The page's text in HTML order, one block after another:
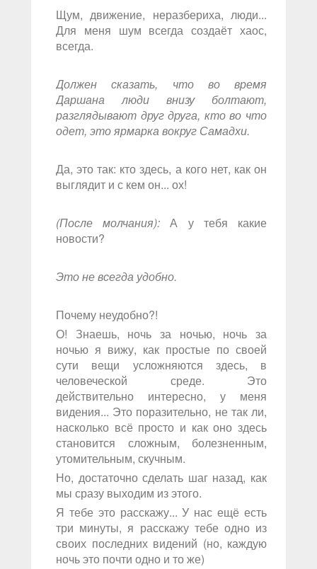
Щум, движение, неразбериха, люди...
Для меня шум всегда создаёт хаос,
всегда.
Должен сказать, что во время
Даршана люди внизу болтают,
разглядывают друг друга, кто во что
одет, это ярмарка вокруг Самадхи.
Да, это так: кто здесь, а кого нет, как он
выглядит и с кем он... ох!
(После молчания): А у тебя какие
новости?
Это не всегда удобно.
Почему неудобно?!
О! Знаешь, ночь за ночью, ночь за
ночью я вижу, как простые по своей
сути вещи усложняются здесь, в
человеческой среде. Это
действительно интересно, у меня
видения... Это поразительно, не так ли,
насколько всё просто и как оно здесь
становится сложным, болезненным,
утомительным, скучным.
Но, достаточно сделать шаг назад, как
мы сразу выходим из этого.
Я тебе это расскажу... У нас ещё есть
три минуты, я расскажу тебе одно из
своих последних видений (но, каждую
ночь это почти одно и то же)